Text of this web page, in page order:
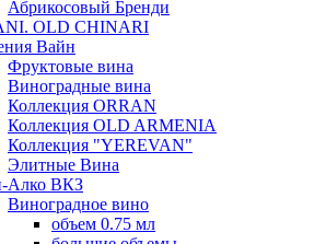
Абрикосовый Бренди
OLD CHINARI
Вайн
Фруктовые вина
Виноградные вина
Коллекция ORRAN
Коллекция OLD ARMENIA
Коллекция "YEREVAN"
Элитные Вина
Алко ВКЗ
Виноградное вино
объем 0.75 мл